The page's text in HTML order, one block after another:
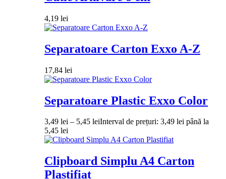
4,19 lei
Separatoare Carton Exxo A-Z
17,84 lei
Separatoare Plastic Exxo Color
3,49 lei – 5,45 leiInterval de prețuri: 3,49 lei până la
5,45 lei
Clipboard Simplu A4 Carton
Plastifiat